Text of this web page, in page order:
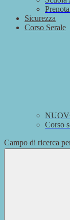
Sicurezza
Corso Serale
Corso
Campo di ricerca